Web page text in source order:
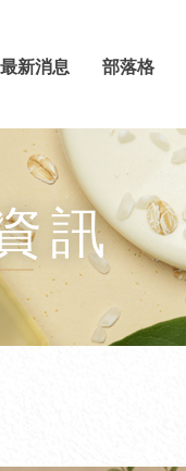
最新消息 部落格
訊